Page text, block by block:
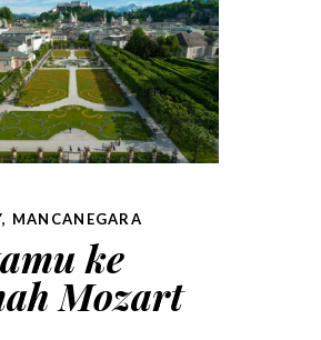
, MANCANEGARA
ke
Mozart